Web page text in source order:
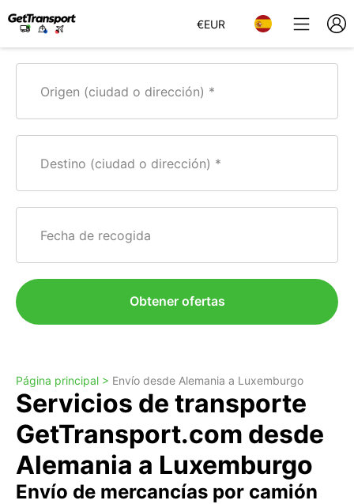
€EUR
Origen (ciudad o dirección)
Destino (ciudad o dirección)
Fecha de recogida
Obtener ofertas
Página principal > Envío desde Alemania a Luxemburgo
Servicios de transporte
GetTransport.com desde
Alemania a Luxemburgo
Envío de mercancías por camión